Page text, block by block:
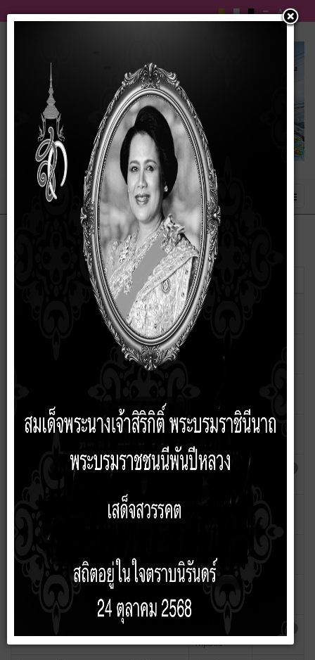
ผู้เขียน
แผ่นพับประชาสัมพันธ์แหล่งท่องเที่ยว
เขียนโดย
wipada
สถานที่สำคัญและแหล่งท่องเที่ยว
ฐานข้อมูลภูมิปัญญาท้องถิ่น (INFO)
เขียนโดย
ฮิต: 799
ด้านหัตถกรรม การทำไม้กวาดจากทาง
เขียนโดย
ด้านหัตถกรรม การทอผ้า
เขียนโดย
ด้านหัตถกรรม การจักสานไม้กวาด
wipada
ด้านเกษตรกรรม เศรษฐกิจพอเพียงแบบ
เกษตรผสมผสาน
เขียนโดย
wipada
ด้านอุตสาหกรรม การทำประทุนเกวียน
เขียนโดย
ฮิต: 1108